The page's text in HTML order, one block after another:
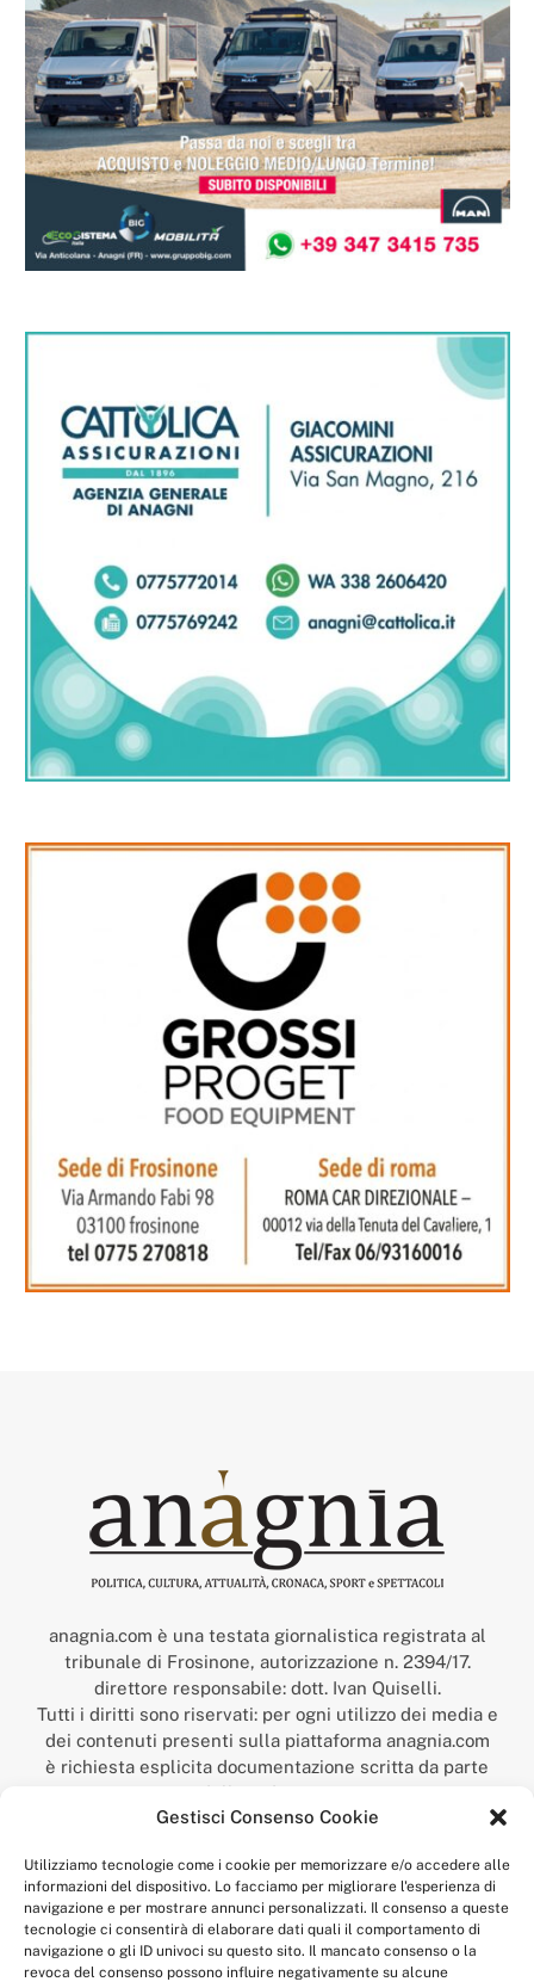
Gestisci Consenso Cookie
Utilizziamo tecnologie come i cookie per memorizzare e/o accedere alle
informazioni del dispositivo. Lo facciamo per migliorare l'esperienza di
navigazione e per mostrare annunci personalizzati. Il consenso a queste
tecnologie ci consentirà di elaborare dati quali il comportamento di
navigazione o gli ID univoci su questo sito. Il mancato consenso o la
revoca del consenso possono influire negativamente su alcune
anagnia.com è una testata giornalistica registrata al
tribunale di Frosinone, autorizzazione n. 2394/17.
direttore responsabile: dott. Ivan Quiselli.
Tutti i diritti sono riservati: per ogni utilizzo dei media e
dei contenuti presenti sulla piattaforma anagnia.com
è richiesta esplicita documentazione scritta da parte
della redazione.
“Anagnia” è un marchio registrato presso l’Ufficio Italiano
Economico,
num. registrazione: 302017000014044 del 9 febbraio 2017.
Per contatti:redazione@anagnia.com